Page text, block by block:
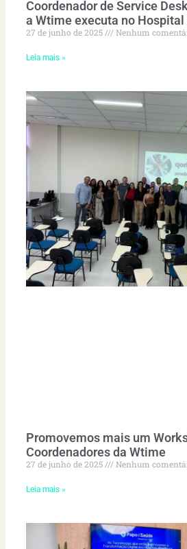
Coordenador de Service
a Wtime executa no
27 de junho de 2025 Nenhum
Leia mais »
Promovemos mais um
Coordenadores da Wtime
27 de junho de 2025 Nenhum
Leia mais »